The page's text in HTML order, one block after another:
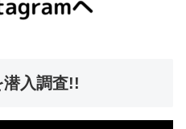
入調査!!